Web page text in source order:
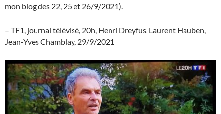
mon blog des 22, 25 et 26/9/2021).
– TF1, journal télévisé, 20h, Henri Dreyfus, Laurent Hauben,
Jean-Yves Chamblay, 29/9/2021